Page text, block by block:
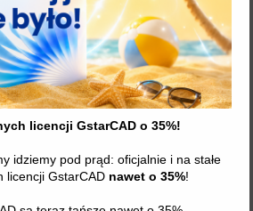
i stały pakiet